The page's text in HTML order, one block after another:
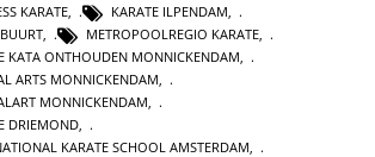
KARATE
KARATE ILPENDAM
METROPOOLREGIO KARATE
KATA ONTHOUDEN MONNICKENDAM
ARTS MONNICKENDAM
MONNICKENDAM
DRIEMOND
KARATE SCHOOL AMSTERDAM,